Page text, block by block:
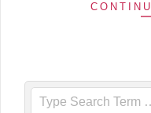
Search